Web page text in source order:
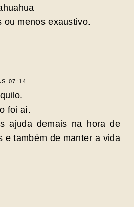
ou menos exaustivo.
07:14
foi aí.
ajuda demais na hora de
e também de manter a vida